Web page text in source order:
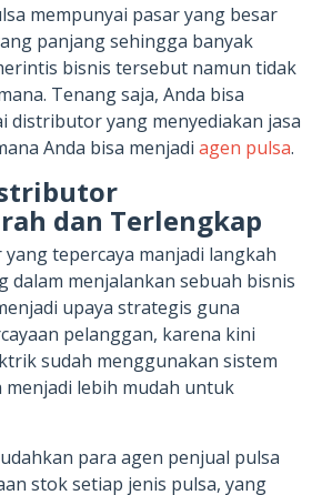
mempunyai pasar yang besar
panjang sehingga banyak
bisnis tersebut namun tidak
Tenang saja, Anda bisa
distributor yang menyediakan jasa
Anda bisa menjadi agen pulsa.
dan Terlengkap
tepercaya manjadi langkah
dalam menjalankan sebuah bisnis
upaya strategis guna
pelanggan, karena kini
sudah menggunakan sistem
menjadi lebih mudah untuk
para agen penjual pulsa
stok setiap jenis pulsa, yang